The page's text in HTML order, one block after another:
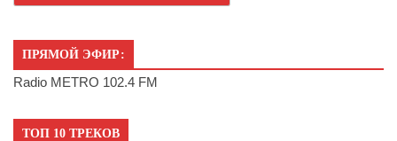
ПРЯМОЙ ЭФИР:
Radio METRO 102.4 FM
ТОП 10 ТРЕКОВ